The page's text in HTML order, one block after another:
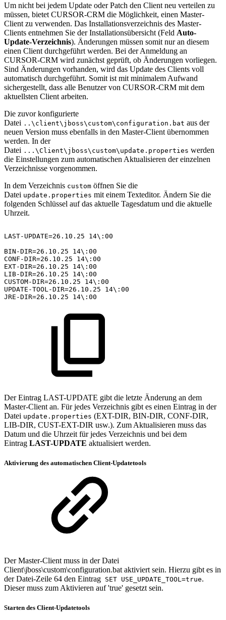
Um nicht bei jedem Update oder Patch den Client neu verteilen zu
müssen, bietet CURSOR-CRM die Möglichkeit, einen Master-
Client zu verwenden. Das Installationsverzeichnis des Master-
Clients entnehmen Sie der Installationsübersicht (Feld Auto-
Update-Verzeichnis). Änderungen müssen somit nur an diesem
einen Client durchgeführt werden. Bei der Anmeldung an
CURSOR-CRM wird zunächst geprüft, ob Änderungen vorliegen.
Sind Änderungen vorhanden, wird das Update des Clients voll
automatisch durchgeführt. Somit ist mit minimalem Aufwand
sichergestellt, dass alle Benutzer von CURSOR-CRM mit dem
aktuellsten Client arbeiten.
Die zuvor konfigurierte
Datei ..\client\jboss\custom\configuration.bat aus der
neuen Version muss ebenfalls in den Master-Client übernommen
werden. In der
Datei ...\Client\jboss\custom\update.properties werden
die Einstellungen zum automatischen Aktualisieren der einzelnen
Verzeichnisse vorgenommen.
In dem Verzeichnis custom öffnen Sie die
Datei update.properties mit einem Texteditor. Ändern Sie die
folgenden Schlüssel auf das aktuelle Tagesdatum und die aktuelle
Uhrzeit.
LAST-UPDATE=26.10.25
14\:00
BIN-DIR=26.10.25
14\:00
CONF-DIR=26.10.25
14\:00
EXT-DIR=26.10.25
14\:00
LIB-DIR=26.10.25
14\:00
CUSTOM-DIR=26.10.25
14\:00
UPDATE-TOOL-DIR=26.10.25
14\:00
JRE-DIR=26.10.25
14\:00
Der Eintrag LAST-UPDATE gibt die letzte Änderung an dem
Master-Client an. Für jedes Verzeichnis gibt es einen Eintrag in der
Datei update.properties (EXT-DIR, BIN-DIR, CONF-DIR,
LIB-DIR, CUST-EXT-DIR usw.). Zum Aktualisieren muss das
Datum und die Uhrzeit für jedes Verzeichnis und bei dem
Eintrag LAST-UPDATE aktualisiert werden.
Aktivierung des automatischen Client-Updatetools
Der Master-Client muss in der Datei
Client\jboss\custom\configuration.bat aktiviert sein. Hierzu gibt es in
der Datei-Zeile 64 den Eintrag SET USE_UPDATE_TOOL=true.
Dieser muss zum Aktivieren auf 'true' gesetzt sein.
Starten des Client-Updatetools